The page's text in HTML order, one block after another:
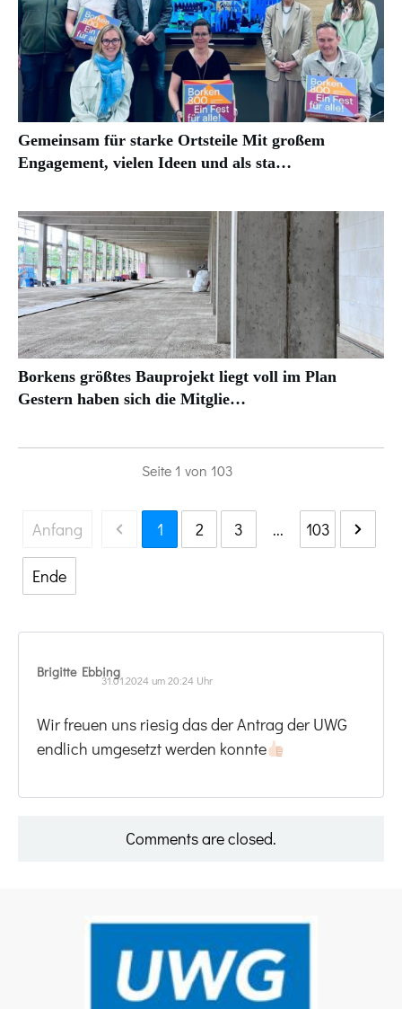
Gemeinsam für starke Ortsteile Mit großem
Engagement, vielen Ideen und als sta…
Borkens größtes Bauprojekt liegt voll im Plan
Gestern haben sich die Mitglie…
Seite 1 von 103
Anfang 1 2 3 ... 103
Ende
Brigitte Ebbing31.01.2024 um 20:24 Uhr
Wir freuen uns riesig das der Antrag der UWG
endlich umgesetzt werden konnte
Comments are closed.